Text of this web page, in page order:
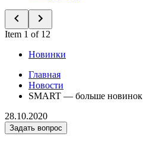
Item 1 of 12
Новинки
Главная
Новости
SMART — больше новинок
28.10.2020
Задать вопрос